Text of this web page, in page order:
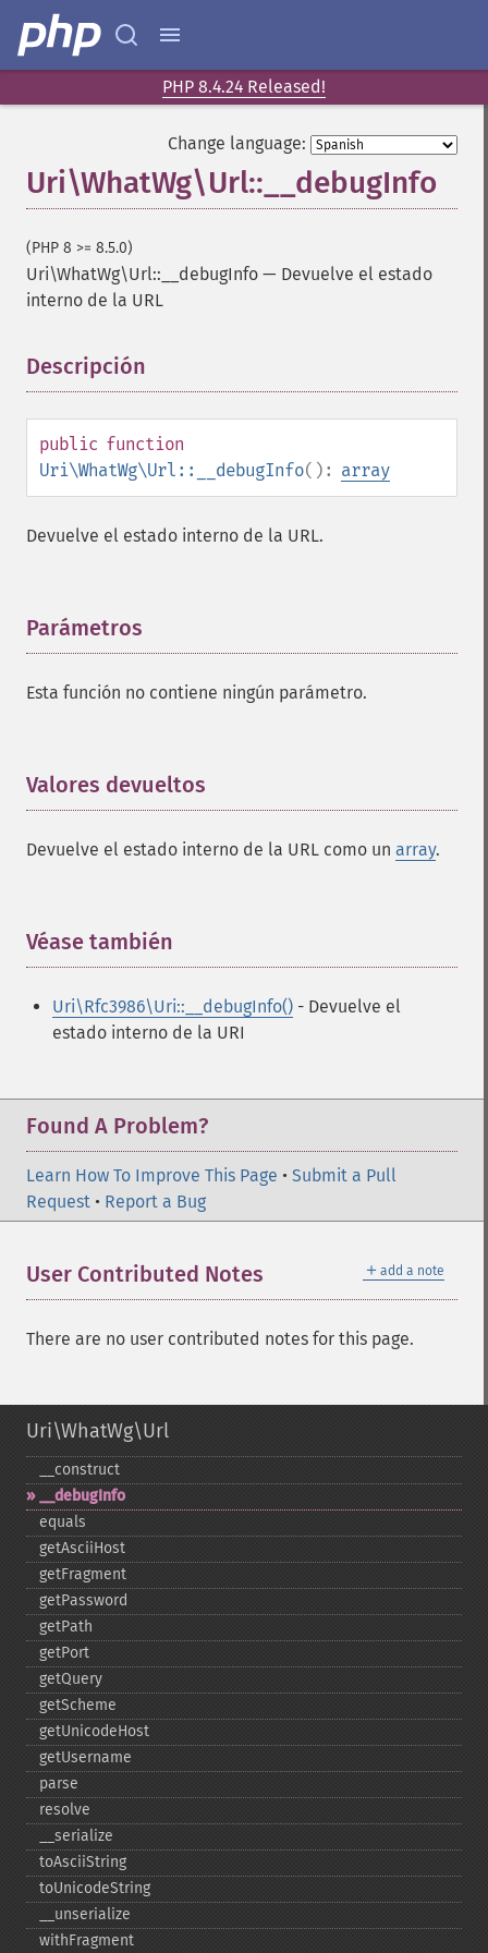
PHP 8.4.24 Released!
Change language:
Uri\WhatWg\Url::__debugInfo
(PHP 8 >= 8.5.0)
Uri\WhatWg\Url::__debugInfo — Devuelve el estado
interno de la URL
Descripción
public function
Uri\WhatWg\Url::__debugInfo(): array
Devuelve el estado interno de la URL.
Parámetros
Esta función no contiene ningún parámetro.
Valores devueltos
Devuelve el estado interno de la URL como un array.
Véase también
Uri\Rfc3986\Uri::__debugInfo() - Devuelve el
estado interno de la URI
Found A Problem?
Learn How To Improve This Page • Submit a Pull
Request • Report a Bug
＋ add a note
User Contributed Notes
There are no user contributed notes for this page.
Uri\WhatWg\Url
_​_​construct
_​_​debugInfo
equals
getAsciiHost
getFragment
getPassword
getPath
getPort
getQuery
getScheme
getUnicodeHost
getUsername
parse
resolve
_​_​serialize
toAsciiString
toUnicodeString
_​_​unserialize
withFragment